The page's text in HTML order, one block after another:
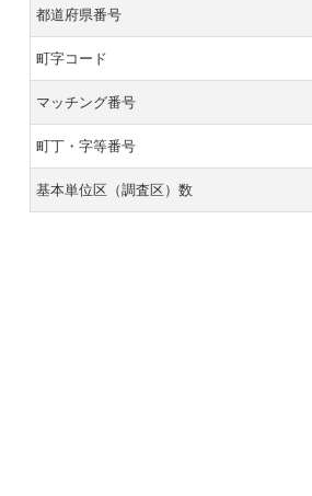
都道府県番号
町字コード
マッチング番号
町丁・字等番号
基本単位区（調査区）数